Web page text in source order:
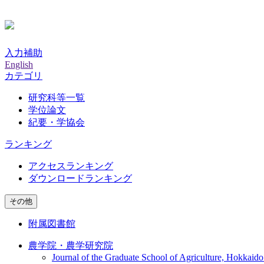
入力補助
English
カテゴリ
研究科等一覧
学位論文
紀要・学協会
ランキング
アクセスランキング
ダウンロードランキング
その他
附属図書館
農学院・農学研究院
Journal of the Graduate School of Agriculture,